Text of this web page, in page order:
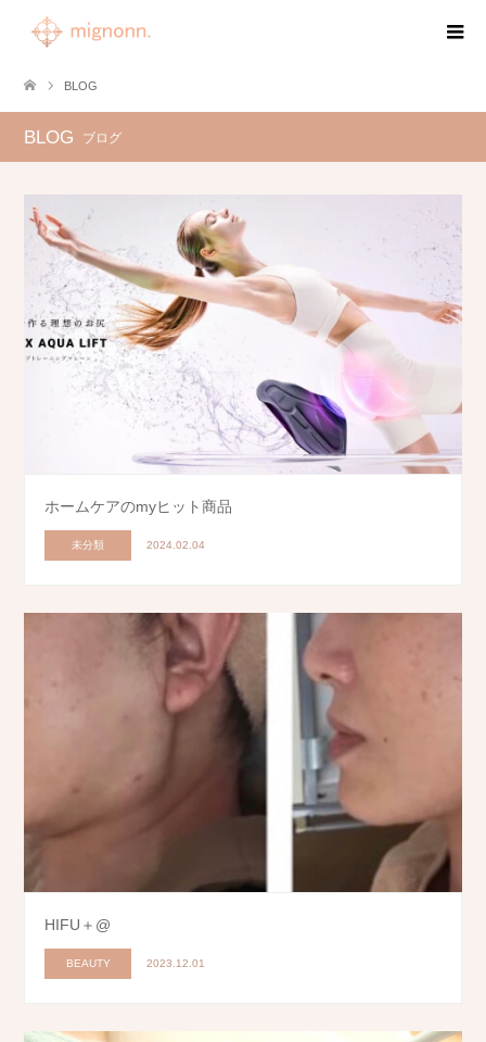
BLOG
BLOG ブログ
ホームケアのmyヒット商品
未分類 2024.02.04
HIFU＋@
BEAUTY 2023.12.01